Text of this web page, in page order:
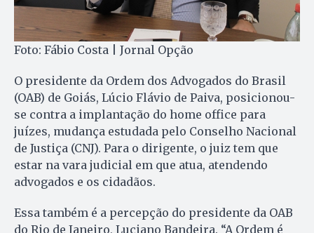
Foto: Fábio Costa | Jornal Opção
O presidente da Ordem dos Advogados do Brasil
(OAB) de Goiás, Lúcio Flávio de Paiva, posicionou-
se contra a implantação do home office para
juízes, mudança estudada pelo Conselho Nacional
de Justiça (CNJ). Para o dirigente, o juiz tem que
estar na vara judicial em que atua, atendendo
advogados e os cidadãos.
Essa também é a percepção do presidente da OAB
do Rio de Janeiro, Luciano Bandeira. “A Ordem é